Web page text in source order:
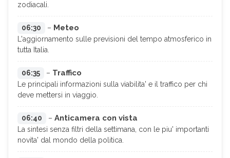
zodiacali.
06:30 – Meteo
L'aggiornamento sulle previsioni del tempo atmosferico in
tutta Italia.
06:35 – Traffico
Le principali informazioni sulla viabilita' e il traffico per chi
deve mettersi in viaggio.
06:40 – Anticamera con vista
La sintesi senza filtri della settimana, con le piu' importanti
novita' dal mondo della politica.